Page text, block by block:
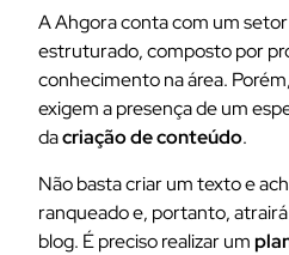
A Ahgora conta com um
estruturado, composto por
conhecimento na área.
exigem a presença de um
dacriação de conteúdo.
Não basta criar um texto e
ranqueado e, portanto,
blog. É preciso realizar um